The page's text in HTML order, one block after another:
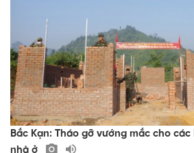
Bắc Kạn: Tháo gỡ vướng mắc cho
nhà ở